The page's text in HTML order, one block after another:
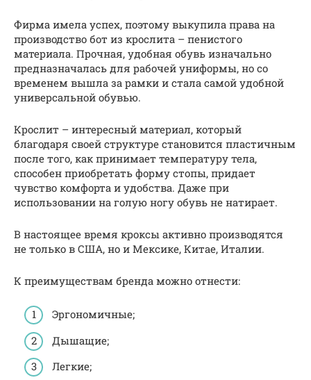
Фирма имела успех, поэтому выкупила права на
производство бот из крослита – пенистого
материала. Прочная, удобная обувь изначально
предназначалась для рабочей униформы, но со
временем вышла за рамки и стала самой удобной
универсальной обувью.
Крослит – интересный материал, который
благодаря своей структуре становится пластичным
после того, как принимает температуру тела,
способен приобретать форму стопы, придает
чувство комфорта и удобства. Даже при
использовании на голую ногу обувь не натирает.
В настоящее время кроксы активно производятся
не только в США, но и Мексике, Китае, Италии.
К преимуществам бренда можно отнести:
Эргономичные;
Дышащие;
Легкие;